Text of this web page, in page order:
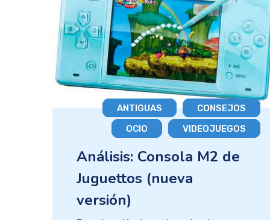
ANTIGUAS
CONSEJOS
OCIO
VIDEOJUEGOS
Análisis: Consola M2 de
Juguettos (nueva
versión)